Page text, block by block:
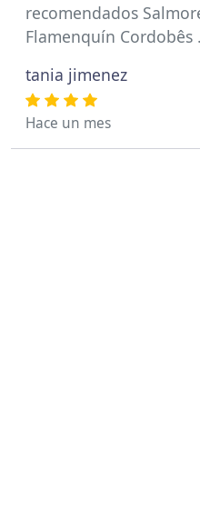
recomendados
Flamenquín Cordobês
tania jimenez
Hace un mes